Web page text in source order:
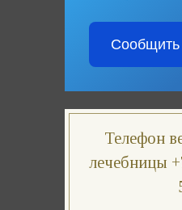
Телефон
лечебницы